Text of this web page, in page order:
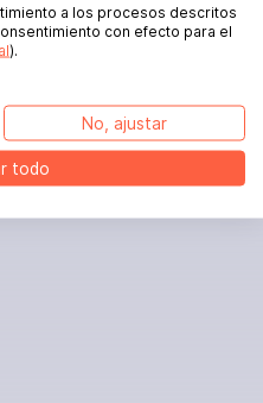
9052 6978
a los procesos descritos
con efecto para el
).
No, ajustar
todo